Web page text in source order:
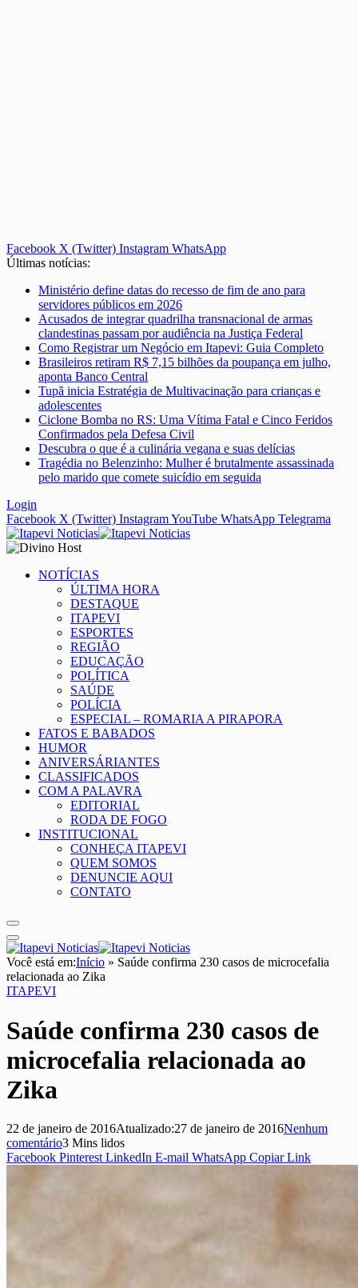
Facebook X (Twitter) Instagram WhatsApp
Últimas notícias:
Ministério define datas do recesso de fim de ano para
servidores públicos em 2026
Acusados de integrar quadrilha transnacional de armas
clandestinas passam por audiência na Justiça Federal
Como Registrar um Negócio em Itapevi: Guia Completo
Brasileiros retiram R$ 7,15 bilhões da poupança em julho,
aponta Banco Central
Tupã inicia Estratégia de Multivacinação para crianças e
adolescentes
Ciclone Bomba no RS: Uma Vítima Fatal e Cinco Feridos
Confirmados pela Defesa Civil
Descubra o que é a culinária vegana e suas delícias
Tragédia no Belenzinho: Mulher é brutalmente assassinada
pelo marido que comete suicídio em seguida
Login
Facebook X (Twitter) InstagramYouTube WhatsApp Telegrama
NOTÍCIAS
ÚLTIMA HORA
DESTAQUE
ITAPEVI
ESPORTES
REGIÃO
EDUCAÇÃO
POLÍTICA
SAÚDE
POLÍCIA
ESPECIAL – ROMARIA A PIRAPORA
FATOS E BABADOS
HUMOR
ANIVERSÁRIANTES
CLASSIFICADOS
COM A PALAVRA
EDITORIAL
RODA DE FOGO
INSTITUCIONAL
CONHEÇA ITAPEVI
QUEM SOMOS
DENUNCIE AQUI
CONTATO
Você está em:Início » Saúde confirma 230 casos de microcefalia
relacionada ao Zika
ITAPEVI
Saúde confirma 230 casos de
microcefalia relacionada ao
Zika
22 de janeiro de 2016Atualizado:27 de janeiro de 2016Nenhum
comentário3 Mins lidos
Facebook Pinterest LinkedIn E-mail WhatsApp Copiar Link